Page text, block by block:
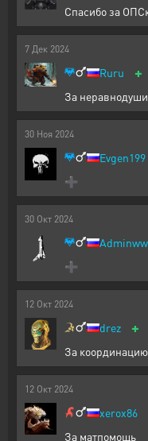
Спасибо за
7 Дек 2024
Ruru +
За
30 Ноя 2024
Evgen199
➕
30 Окт 2024
➕
12 Окт 2024
drez +
За
12 Окт 2024
xerox86
За матпомощь